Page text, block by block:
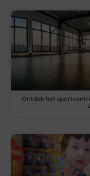
Ontdek het